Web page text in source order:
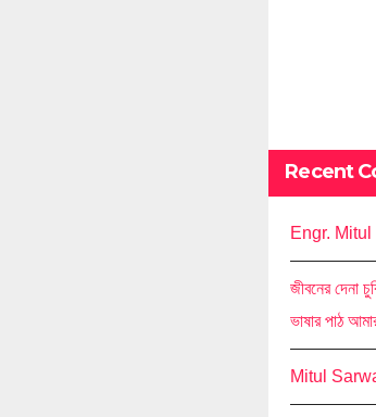
Recent
Engr.
জীবনের দেনা
ভাষার পাঠ
Mitul